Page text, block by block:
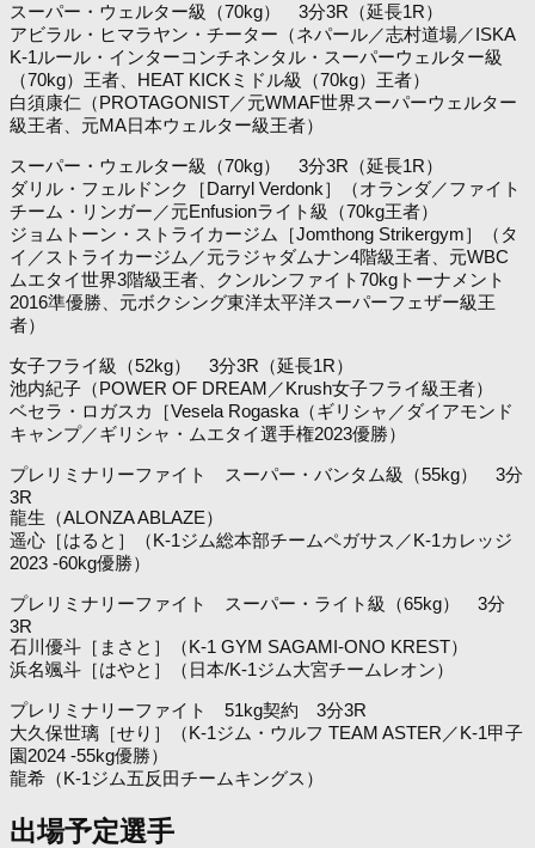
スーパー・ウェルター級（70kg） 3分3R（延長1R）
アビラル・ヒマラヤン・チーター（ネパール／志村道場／ISKA
K-1ルール・インターコンチネンタル・スーパーウェルター級
（70kg）王者、HEAT KICKミドル級（70kg）王者）
白須康仁（PROTAGONIST／元WMAF世界スーパーウェルター
級王者、元MA日本ウェルター級王者）
スーパー・ウェルター級（70kg） 3分3R（延長1R）
ダリル・フェルドンク［Darryl Verdonk］（オランダ／ファイト
チーム・リンガー／元Enfusionライト級（70kg王者）
ジョムトーン・ストライカージム［Jomthong Strikergym］（タ
イ／ストライカージム／元ラジャダムナン4階級王者、元WBC
ムエタイ世界3階級王者、クンルンファイト70kgトーナメント
2016準優勝、元ボクシング東洋太平洋スーパーフェザー級王
者）
女子フライ級（52kg） 3分3R（延長1R）
池内紀子（POWER OF DREAM／Krush女子フライ級王者）
ベセラ・ロガスカ［Vesela Rogaska（ギリシャ／ダイアモンド
キャンプ／ギリシャ・ムエタイ選手権2023優勝）
プレリミナリーファイト スーパー・バンタム級（55kg） 3分
3R
龍生（ALONZA ABLAZE）
遥心［はると］（K-1ジム総本部チームペガサス／K-1カレッジ
2023 -60kg優勝）
プレリミナリーファイト スーパー・ライト級（65kg） 3分
3R
石川優斗［まさと］（K-1 GYM SAGAMI-ONO KREST）
浜名颯斗［はやと］（日本/K-1ジム大宮チームレオン）
プレリミナリーファイト 51kg契約 3分3R
大久保世璃［せり］（K-1ジム・ウルフ TEAM ASTER／K-1甲子
園2024 -55kg優勝）
龍希（K-1ジム五反田チームキングス）
出場予定選手